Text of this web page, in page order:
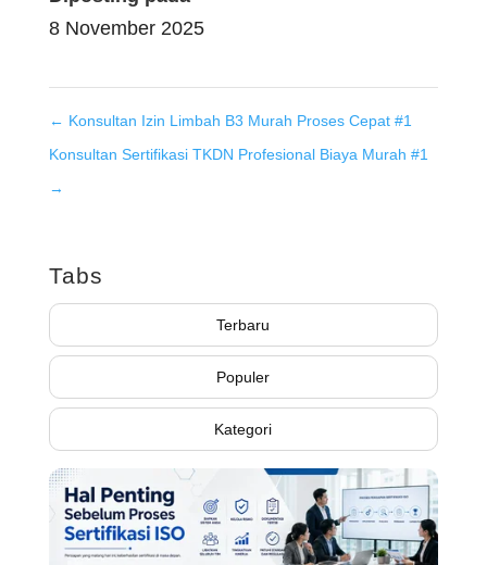
8 November 2025
← Konsultan Izin Limbah B3 Murah Proses Cepat #1
Konsultan Sertifikasi TKDN Profesional Biaya Murah #1
→
Tabs
Terbaru
Populer
Kategori